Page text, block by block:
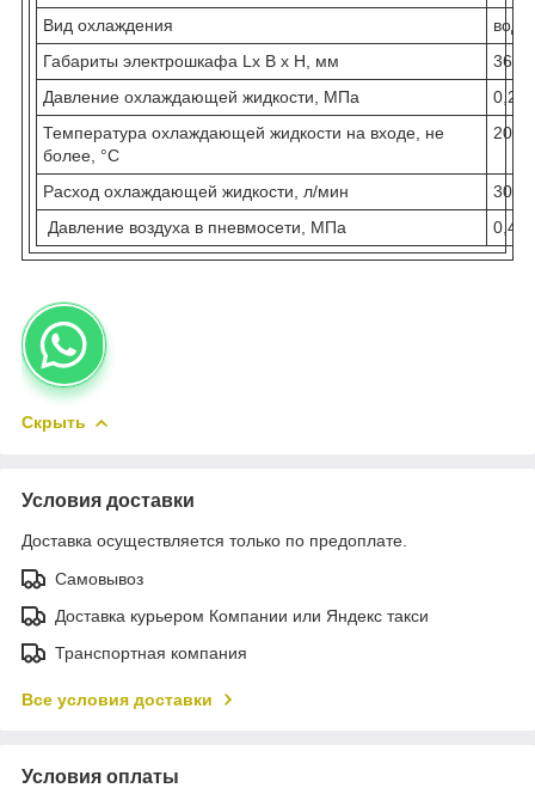
Вид охлаждения
Габариты электрошкафа Lх В х Н, мм
Давление охлаждающей жидкости, МПа
0,2
Температура охлаждающей жидкости на входе, не
более, °С
20
Расход охлаждающей жидкости, л/мин
30
Давление воздуха в пневмосети, МПа
0,4 -
Скрыть
Условия доставки
Доставка осуществляется только по предоплате.
Самовывоз
Доставка курьером Компании или Яндекс такси
Транспортная компания
Все условия доставки
Условия оплаты